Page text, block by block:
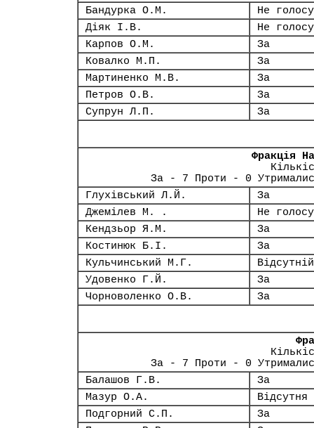
Бандурка О.М.
Не
Діяк І.В.
Не
Карпов О.М.
За
Ковалко М.П.
За
Мартиненко М.В.
За
Петров О.В.
За
Супрун Л.П.
За
Фракція
За - 7 Проти - 0
Глухівський Л.Й.
За
Джемілев М. .
Не
Кендзьор Я.М.
За
Костинюк Б.І.
За
Кульчинський М.Г.
Відсутній
Удовенко Г.Й.
За
Чорноволенко О.В.
За
За - 7 Проти - 0
Балашов Г.В.
За
Мазур О.А.
Відсутня
Подгорний С.П.
За